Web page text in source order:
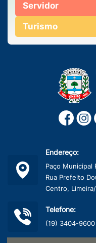
Servidor
Turismo
Endereço:
Paço Municipal
Rua Prefeito
Centro,
Telefone:
(19) 3404-9600